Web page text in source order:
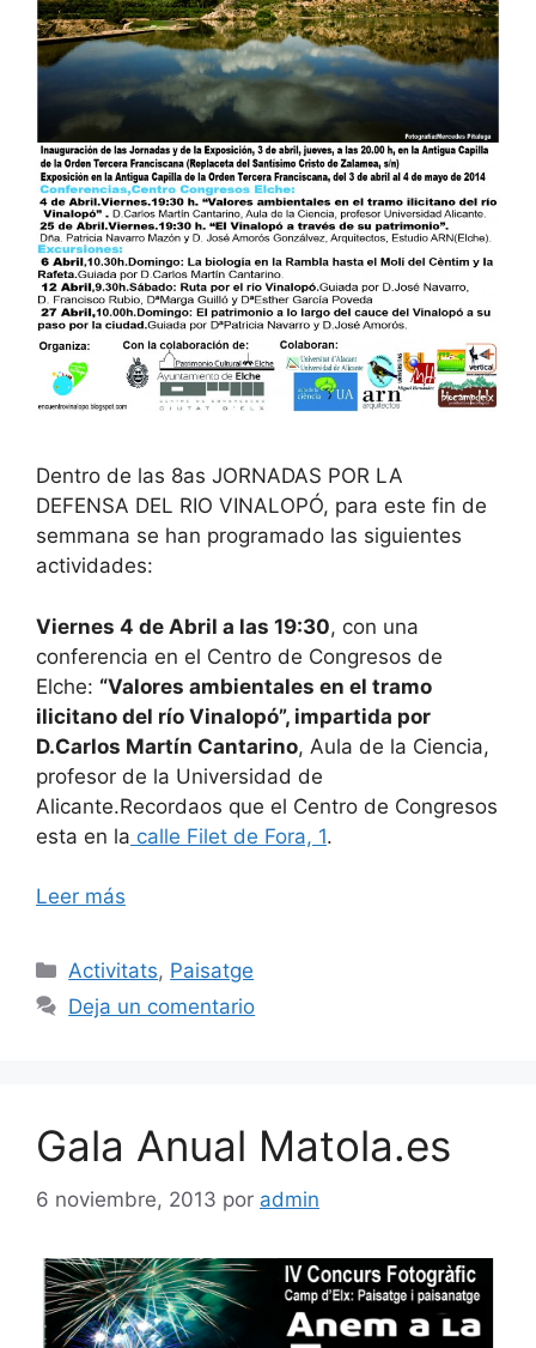
Dentro de las 8as JORNADAS POR LA
DEFENSA DEL RIO VINALOPÓ, para este fin de
semmana se han programado las siguientes
actividades:
Viernes 4 de Abril a las 19:30, con una
conferencia en el Centro de Congresos de
Elche: “Valores ambientales en el tramo
ilicitano del río Vinalopó”, impartida por
D.Carlos Martín Cantarino, Aula de la Ciencia,
profesor de la Universidad de
Alicante.Recordaos que el Centro de Congresos
esta en la calle Filet de Fora, 1.
Leer más
Categorías
Activitats, Paisatge
Deja un comentario
Gala Anual Matola.es
6 noviembre, 2013 por admin